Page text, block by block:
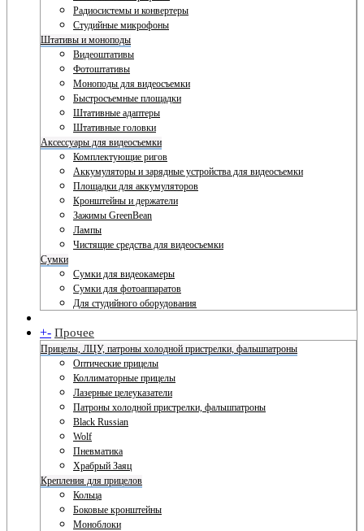
Радиосистемы и конвертеры
Студийные микрофоны
Штативы и моноподы
Видеоштативы
Фотоштативы
Моноподы для видеосъемки
Быстросъемные площадки
Штативные адаптеры
Штативные головки
Аксессуары для видеосъемки
Комплектующие ригов
Аккумуляторы и зарядные устройства для видеосъемки
Площадки для аккумуляторов
Кронштейны и держатели
Зажимы GreenBean
Лампы
Чистящие средства для видеосъемки
Сумки
Сумки для видеокамеры
Сумки для фотоаппаратов
Для студийного оборудования
+- Прочее
Прицелы, ЛЦУ, патроны холодной пристрелки, фальшпатроны
Оптические прицелы
Коллиматорные прицелы
Лазерные целеуказатели
Патроны холодной пристрелки, фальшпатроны
Black Russian
Wolf
Пневматика
Храбрый Заяц
Крепления для прицелов
Кольца
Боковые кронштейны
Моноблоки